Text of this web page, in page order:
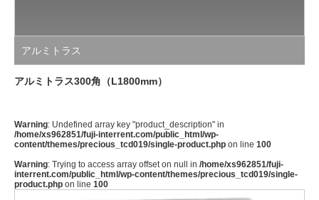
アルミトラス
アルミトラス300角（L1800mm）
Warning: Undefined array key "product_description" in
/home/xs962851/fuji-interrent.com/public_html/wp-
content/themes/precious_tcd019/single-product.php on line 100
Warning: Trying to access array offset on null in /home/xs962851/fuji-
interrent.com/public_html/wp-content/themes/precious_tcd019/single-
product.php on line 100